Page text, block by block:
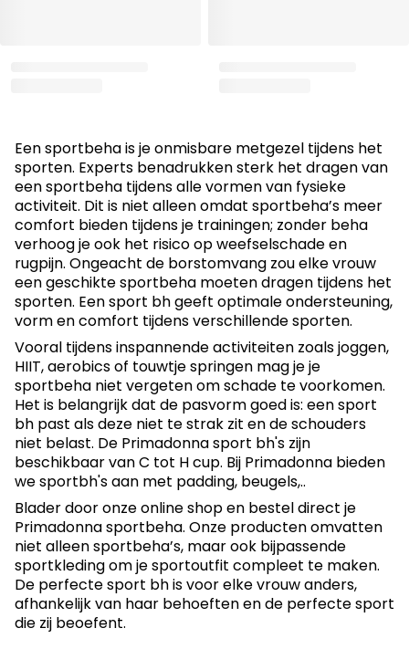
Een sportbeha is je onmisbare metgezel tijdens het
sporten. Experts benadrukken sterk het dragen van
een sportbeha tijdens alle vormen van fysieke
activiteit. Dit is niet alleen omdat sportbeha’s meer
comfort bieden tijdens je trainingen; zonder beha
verhoog je ook het risico op weefselschade en
rugpijn. Ongeacht de borstomvang zou elke vrouw
een geschikte sportbeha moeten dragen tijdens het
sporten. Een sport bh geeft optimale ondersteuning,
vorm en comfort tijdens verschillende sporten.
Vooral tijdens inspannende activiteiten zoals joggen,
HIIT, aerobics of touwtje springen mag je je
sportbeha niet vergeten om schade te voorkomen.
Het is belangrijk dat de pasvorm goed is: een sport
bh past als deze niet te strak zit en de schouders
niet belast. De Primadonna sport bh's zijn
beschikbaar van C tot H cup. Bij Primadonna bieden
we sportbh's aan met padding, beugels,..
Blader door onze online shop en bestel direct je
Primadonna sportbeha. Onze producten omvatten
niet alleen sportbeha’s, maar ook bijpassende
sportkleding om je sportoutfit compleet te maken.
De perfecte sport bh is voor elke vrouw anders,
afhankelijk van haar behoeften en de perfecte sport
die zij beoefent.